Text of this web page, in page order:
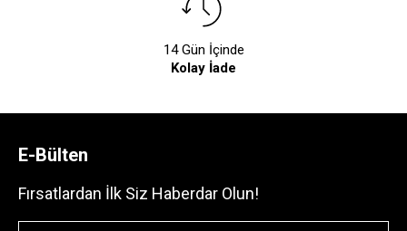
14 Gün İçinde
Kolay İade
E-Bülten
Fırsatlardan İlk Siz Haberdar Olun!